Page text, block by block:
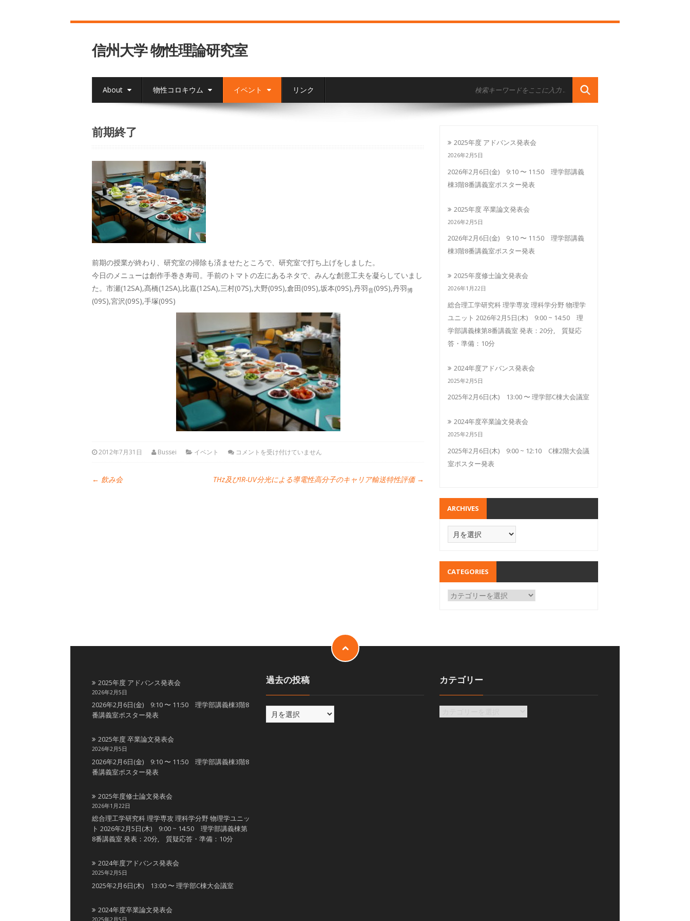
信州大学 物性理論研究室
About 物性コロキウム イベント リンク
前期終了
前期の授業が終わり、研究室の掃除も済ませたところで、研究室で打ち上げをしました。
今日のメニューは創作手巻き寿司。手前のトマトの左にあるネタで、みんな創意工夫を凝らしていまし
た。市瀬(12SA),髙橋(12SA),比嘉(12SA),三村(07S),大野(09S),倉田(09S),坂本(09S),丹羽音(09S),丹羽博
(09S),宮沢(09S),手塚(09S)
2012年7月31日 Bussei イベント コメントを受け付けていません
← 飲み会 THz及びIR-UV分光による導電性高分子のキャリア輸送特性評価 →
2025年度 アドバンス発表会
2026年2月5日
2026年2月6日(金) 9:10 〜 11:50 理学部講義
棟3階8番講義室ポスター発表
2025年度 卒業論文発表会
2026年2月5日
2026年2月6日(金) 9:10 〜 11:50 理学部講義
棟3階8番講義室ポスター発表
2025年度修士論文発表会
2026年1月22日
総合理工学研究科 理学専攻 理科学分野 物理学
ユニット 2026年2月5日(木) 9:00 ~ 14:50 理
学部講義棟第8番講義室 発表：20分, 質疑応
答・準備：10分
2024年度アドバンス発表会
2025年2月5日
2025年2月6日(木) 13:00 〜 理学部C棟大会議室
2024年度卒業論文発表会
2025年2月5日
2025年2月6日(木) 9:00 ~ 12:10 C棟2階大会議
室ポスター発表
ARCHIVES
CATEGORIES
2025年度 アドバンス発表会
2026年2月5日
2026年2月6日(金) 9:10 〜 11:50 理学部講義棟3階8
番講義室ポスター発表
2025年度 卒業論文発表会
2026年2月5日
2026年2月6日(金) 9:10 〜 11:50 理学部講義棟3階8
番講義室ポスター発表
2025年度修士論文発表会
2026年1月22日
総合理工学研究科 理学専攻 理科学分野 物理学ユニッ
ト 2026年2月5日(木) 9:00 ~ 14:50 理学部講義棟第
8番講義室 発表：20分, 質疑応答・準備：10分
2024年度アドバンス発表会
2025年2月5日
2025年2月6日(木) 13:00 〜 理学部C棟大会議室
2024年度卒業論文発表会
2025年2月5日
過去の投稿 カテゴリー